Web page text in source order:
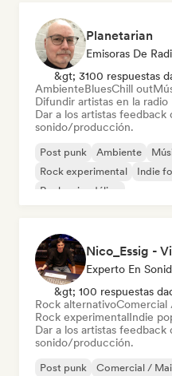
Planetarian
Emisoras De
&gt; 3100 respuestas
AmbienteBluesChill out
Difundir artistas en la radio
Dar a los artistas feedback
sonido/producción.
Post punk Ambiente
Rock experimental
Indie
Rock psicodélico
Nico_Essig -
Experto En
&gt; 100 respuestas
Rock alternativoComercial
Rock experimentalIndie
Dar a los artistas feedback
sonido/producción.
Post punk Comercial /